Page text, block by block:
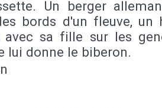
Un berger
bords d'un fleuve, un
avec sa fille sur les
lui donne le biberon.